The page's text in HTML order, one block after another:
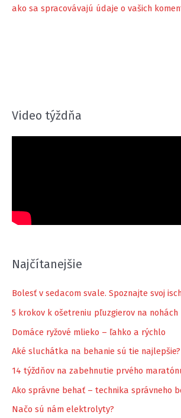
ako sa spracovávajú údaje o vašich
Video týždňa
Najčítanejšie
Bolesť v sedacom svale. Spoznajte svoj
5 krokov k ošetreniu pľuzgierov na nohách
Domáce ryžové mlieko – ľahko a rýchlo
Aké sluchátka na behanie sú tie najlepšie?
14 týždňov na zabehnutie prvého
Ako správne behať – technika správneho
Načo sú nám elektrolyty?